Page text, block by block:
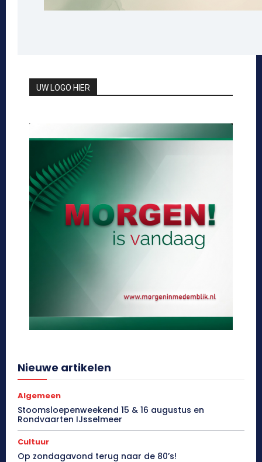
UW LOGO HIER
Nieuwe artikelen
Algemeen
Stoomsloepenweekend 15 & 16 augustus en
Rondvaarten IJsselmeer
Cultuur
Op zondagavond terug naar de 80’s!